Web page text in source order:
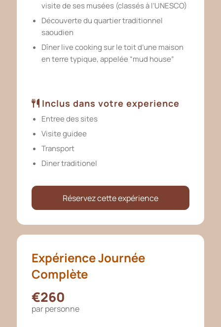
visite de ses musées (classés à l’UNESCO)
Découverte du quartier traditionnel
saoudien
Dîner live cooking sur le toit d’une maison
en terre typique, appelée “mud house”
Inclus dans votre experience
Entree des sites
Visite guidee
Transport
Diner traditionel
Réservez cette expérience
Expérience Journée
Complète
€260
par personne